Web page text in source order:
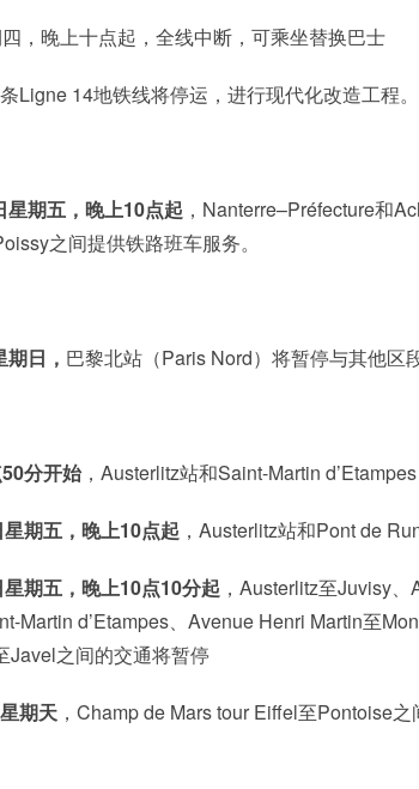
，晚上十点起，全线中断，可乘坐替换巴士
Ligne 14地铁线将停运，进行现代化改造工程。
期五，晚上10点起 ，Nanterre–Préfecture和
之间提供铁路班车服务。
日， 巴黎北站（Paris Nord）将暂停与其他区
分开始，Austerlitz站和Saint-Martin
期五，晚上10点起 ，Austerlitz站和Pont de
期五，晚上10点10分起 ，Austerlitz至Juvisy
Martin d’Etampes、Avenue Henri Martin至
Javel之间的交通将暂停
期天 ，Champ de Mars tour Eiffel至Pontoise